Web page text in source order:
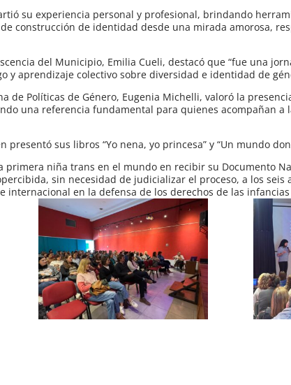
su experiencia personal y profesional, brindando
construcción de identidad desde una mirada amorosa,
del Municipio, Emilia Cueli, destacó que “fue una
y aprendizaje colectivo sobre diversidad e identidad de
de Políticas de Género, Eugenia Michelli, valoró la
una referencia fundamental para quienes acompañan a
sus libros “Yo nena, yo princesa” y “Un mundo
primera niña trans en el mundo en recibir su Documento
sin necesidad de judicializar el proceso, a los seis
internacional en la defensa de los derechos de las